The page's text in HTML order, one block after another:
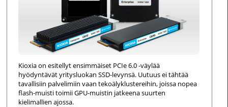
Kioxia on esitellyt ensimmäiset PCIe 6.0 -väylää
hyödyntävät yritysluokan SSD-levynsä. Uutuus ei tähtää
tavallisiin palvelimiin vaan tekoälyklustereihin, joissa nopea
flash-muisti toimii GPU-muistin jatkeena suurten
kielimallien ajossa.